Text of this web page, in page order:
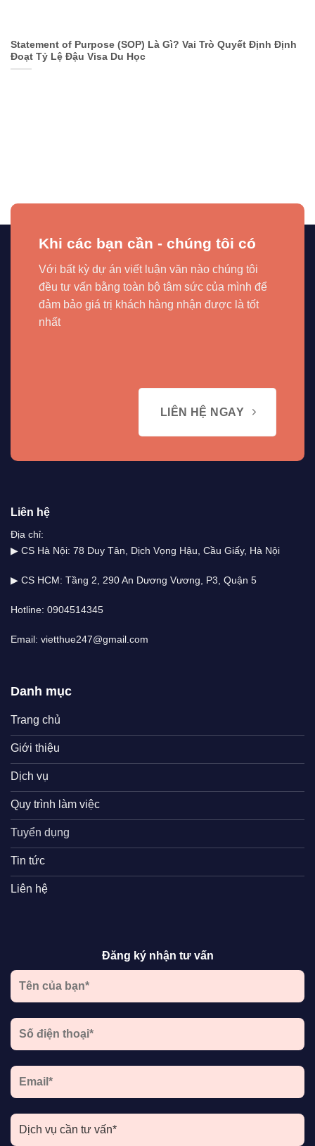
Statement of Purpose (SOP) Là Gì? Vai Trò Quyết Định Định
Đoạt Tỷ Lệ Đậu Visa Du Học
Khi các bạn cần - chúng tôi có
Với bất kỳ dự án viết luận văn nào chúng tôi
đều tư vấn bằng toàn bộ tâm sức của mình để
đảm bảo giá trị khách hàng nhận được là tốt
nhất
LIÊN HỆ NGAY
Liên hệ
Địa chỉ:
▶ CS Hà Nội: 78 Duy Tân, Dịch Vọng Hậu, Cầu Giấy, Hà Nội
▶ CS HCM: Tầng 2, 290 An Dương Vương, P3, Quận 5
Hotline: 0904514345
Email: vietthue247@gmail.com
Danh mục
Trang chủ
Giới thiệu
Dịch vụ
Quy trình làm việc
Tuyển dụng
Tin tức
Liên hệ
Đăng ký nhận tư vấn